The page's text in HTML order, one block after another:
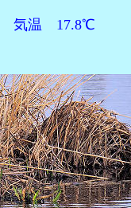
気温 17.8℃